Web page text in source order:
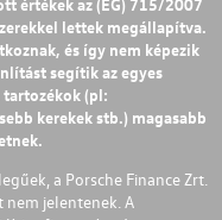
lettek megállapítva.
és így nem képezik
segítik az egyes
(pl:
kerekek stb.) magasabb
a Porsche Finance Zrt.
jelentenek. A